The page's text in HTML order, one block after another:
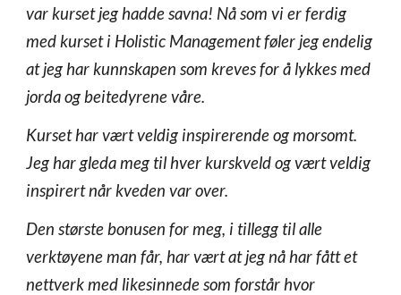
var kurset jeg hadde savna! Nå som vi er ferdig
med kurset i Holistic Management føler jeg endelig
at jeg har kunnskapen som kreves for å lykkes med
jorda og beitedyrene våre.
Kurset har vært veldig inspirerende og morsomt.
Jeg har gleda meg til hver kurskveld og vært veldig
inspirert når kveden var over.
Den største bonusen for meg, i tillegg til alle
verktøyene man får, har vært at jeg nå har fått et
nettverk med likesinnede som forstår hvor